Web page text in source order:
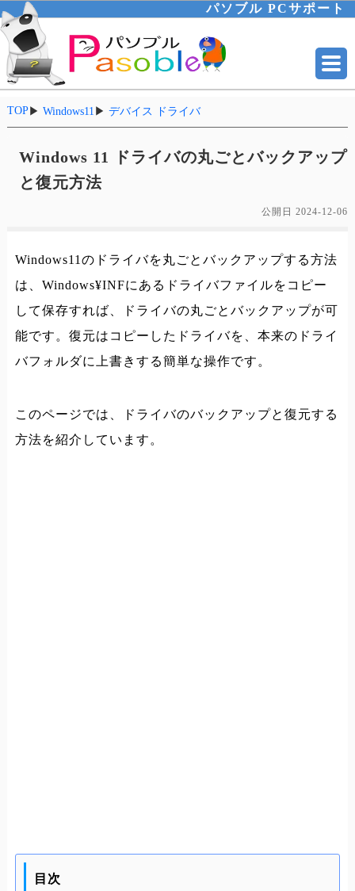
パソブル PCサポート
TOP▶ Windows11 ▶ デバイス ドライバ
Windows 11 ドライバの丸ごとバックアップ
と復元方法
公開日2024-12-06
Windows11のドライバを丸ごとバックアップする方法
は、Windows¥INFにあるドライバファイルをコピー
して保存すれば、ドライバの丸ごとバックアップが可
能です。復元はコピーしたドライバを、本来のドライ
バフォルダに上書きする簡単な操作です。
このページでは、ドライバのバックアップと復元する
方法を紹介しています。
目次